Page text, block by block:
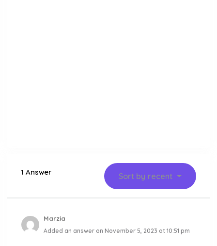
1 Answer Sort by recent
Marzia
Added an answer on November 5, 2023 at 10:51 pm